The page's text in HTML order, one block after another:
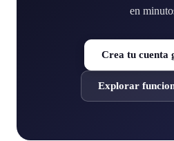
en
Crea tu cuenta
Explorar